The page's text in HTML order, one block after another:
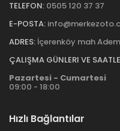
TELEFON: 0505 120 37 37
E-POSTA:
ADRES: İçerenköy mah
ÇALIŞMA GÜNLERI VE
Pazartesi - Cumartesi
09:00 - 18:00
Hızlı Bağlantılar